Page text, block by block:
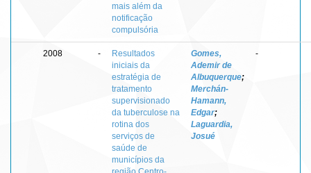
mais além da
notificação
compulsória
2008 -
Resultados
iniciais da
estratégia de
tratamento
supervisionado
da tuberculose na
rotina dos
serviços de
saúde de
municípios da
Gomes,
Ademir de
Albuquerque;
Merchán-
Hamann,
Edgar;
Laguardia,
Josué
-